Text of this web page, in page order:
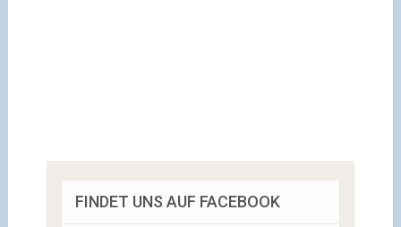
FINDET UNS AUF FACEBOOK